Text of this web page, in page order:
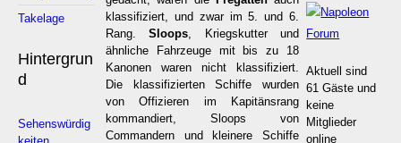
Takelage
Hintergrun
d
Sehenswürdig
klassifiziert, und zwar im 5. und 6.
Rang.Sloops , Kriegskutter und
ähnliche Fahrzeuge mit bis zu 18
Kanonen waren nicht klassifiziert.
Die klassifizierten Schiffe wurden
von Offizieren im Kapitänsrang
kommandiert, Sloops von
Commandern und kleinere Schiffe
Aktuell sind
61 Gäste und
keine
Mitglieder
online